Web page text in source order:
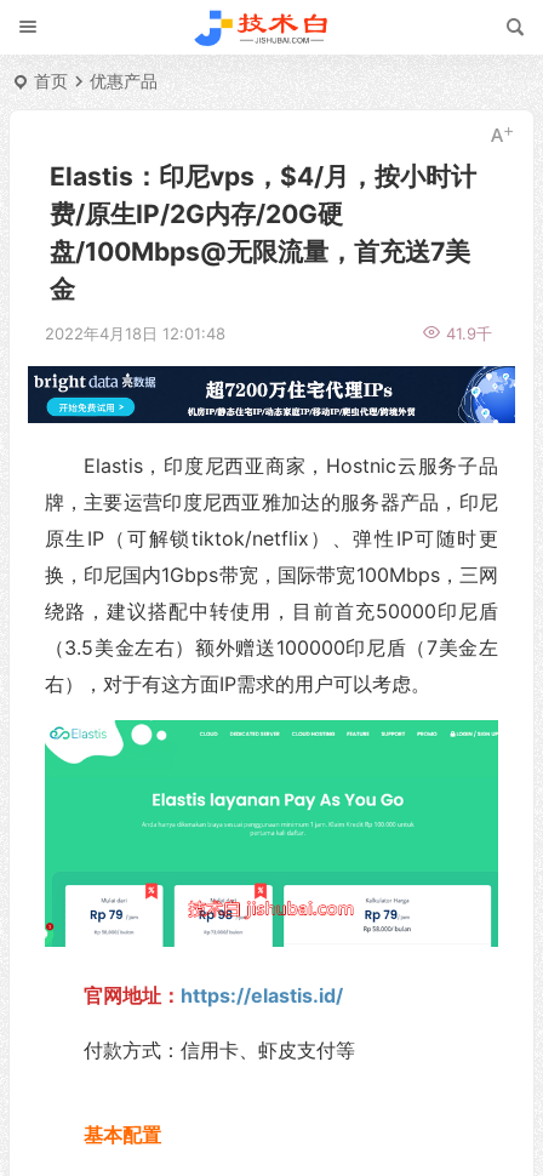
首页 优惠产品
Elastis：印尼vps，$4/月，按小时计
费/原生IP/2G内存/20G硬
盘/100Mbps@无限流量，首充送7美
金
2022年4月18日 12:01:48 41.9千
Elastis，印度尼西亚商家，Hostnic云服务子品
牌，主要运营印度尼西亚雅加达的服务器产品，印尼
原生IP（可解锁tiktok/netflix）、弹性IP可随时更
换，印尼国内1Gbps带宽，国际带宽100Mbps，三网
绕路，建议搭配中转使用，目前首充50000印尼盾
（3.5美金左右）额外赠送100000印尼盾（7美金左
右），对于有这方面IP需求的用户可以考虑。
官网地址： https://elastis.id/
付款方式：信用卡、虾皮支付等
基本配置